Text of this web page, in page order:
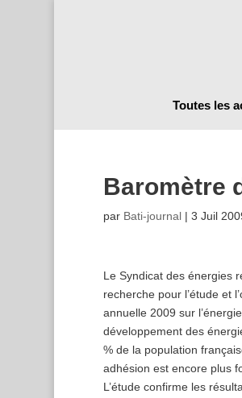
Toutes les
Baromètre
par Bati-journal| 3 Juil
Le Syndicat des énergies
recherche pour l’étude et
annuelle 2009 sur
développement des
% de la population
adhésion est encore plus
L’étude confirme les